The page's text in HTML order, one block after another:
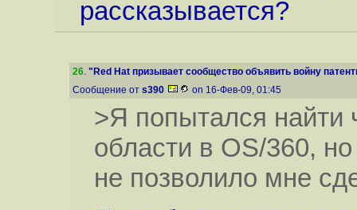
рассказывается?
26. "Red Hat призывает сообщество объявить войну
Сообщение от s390 on 16-Фев-09, 01:45
>Я попытался найти
области в OS/360,
не позволило мне